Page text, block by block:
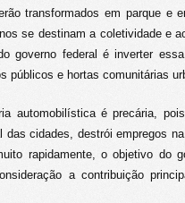
transformados em parque e
se destinam a coletividade e
governo federal é inverter
públicos e hortas comunitárias
automobilística é precária,
cidades, destrói empregos
rapidamente, o objetivo do
a contribuição